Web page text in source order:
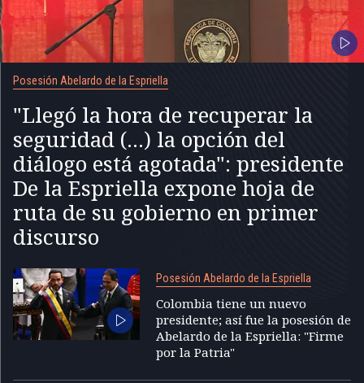
Posesión Abelardo de la Espriella
"Llegó la hora de recuperar la
seguridad (...) la opción del
diálogo está agotada": presidente
De la Espriella expone hoja de
ruta de su gobierno en primer
discurso
Posesión Abelardo de la Espriella
Colombia tiene un nuevo
presidente; así fue la posesión de
Abelardo de la Espriella: "Firme
por la Patria"